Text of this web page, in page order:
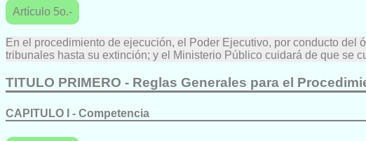
Artículo 5o.-
En el procedimiento de ejecución, el Poder Ejecutivo, por conducto
tribunales hasta su extinción; y el Ministerio Público cuidará de que se
TITULO PRIMERO - Reglas Generales para el
CAPITULO I - Competencia